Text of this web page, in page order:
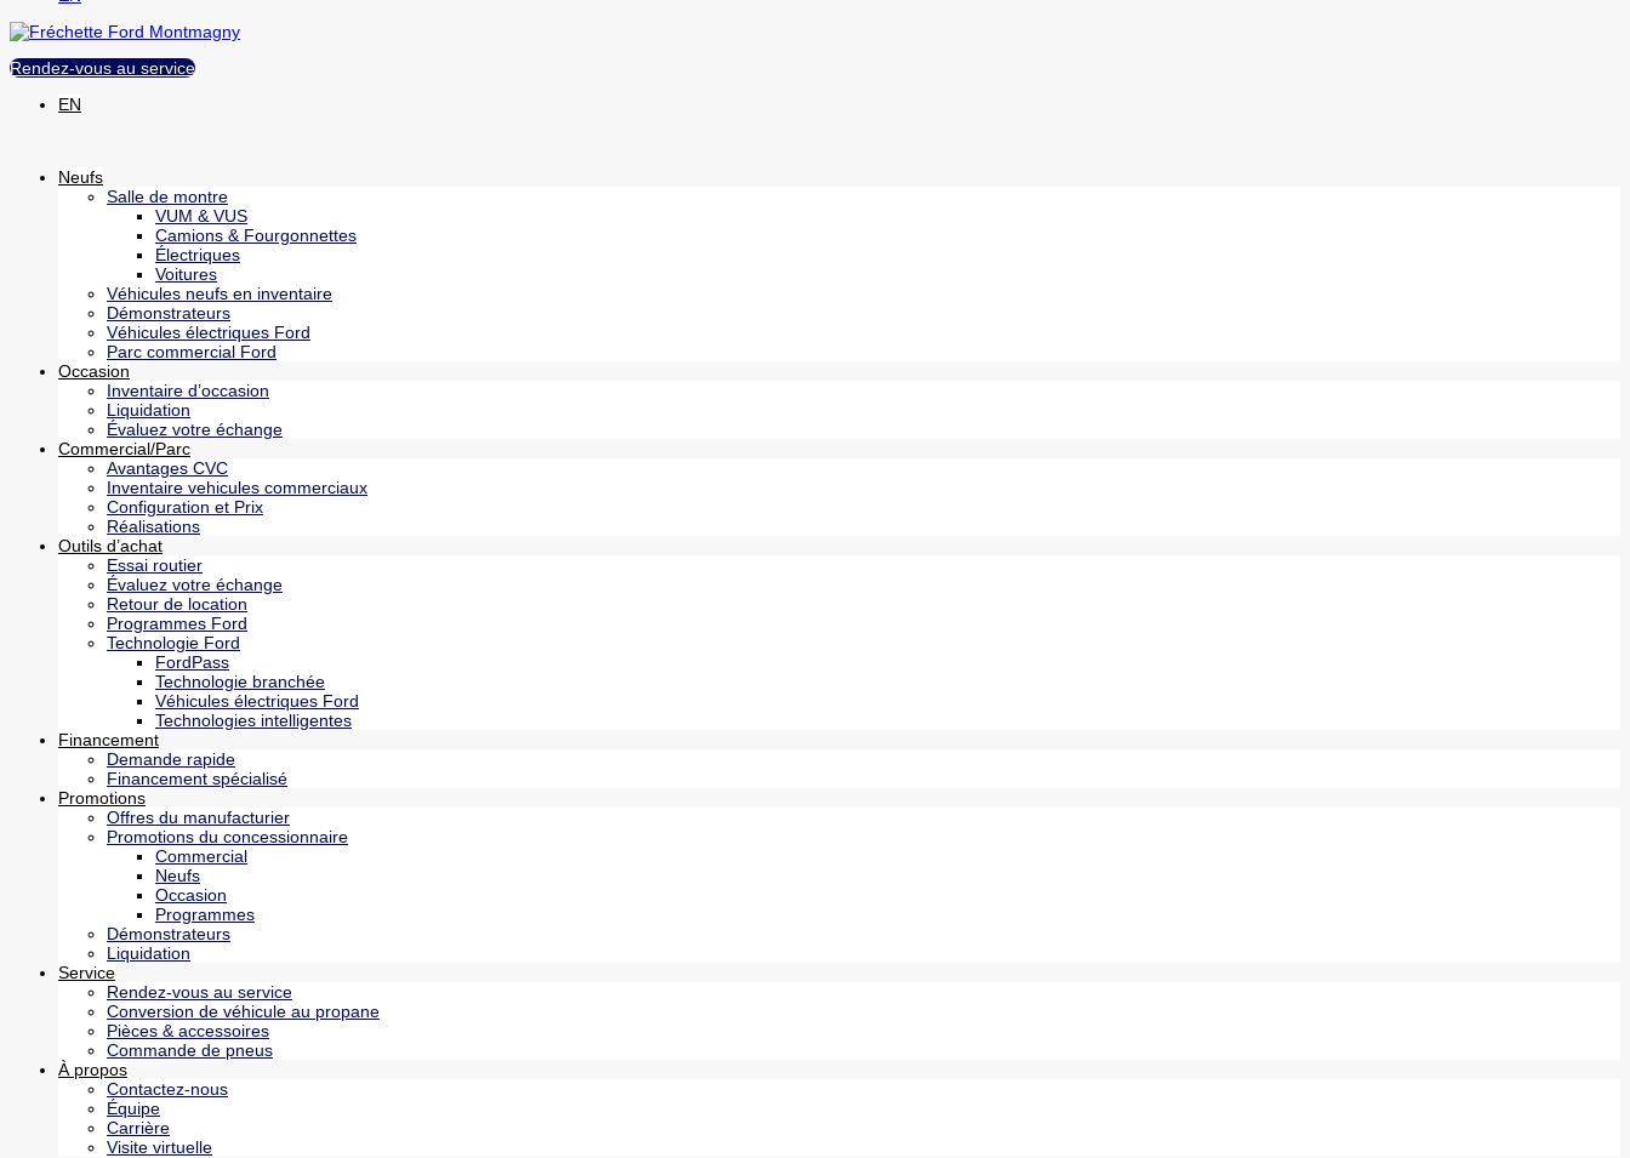
Rendez-vous au service
EN
Neufs
Salle de montre
VUM & VUS
Camions & Fourgonnettes
Électriques
Voitures
Véhicules neufs en inventaire
Démonstrateurs
Véhicules électriques Ford
Parc commercial Ford
Occasion
Inventaire d’occasion
Liquidation
Évaluez votre échange
Commercial/Parc
Avantages CVC
Inventaire vehicules commerciaux
Configuration et Prix
Réalisations
Outils d’achat
Essai routier
Évaluez votre échange
Retour de location
Programmes Ford
Technologie Ford
FordPass
Technologie branchée
Véhicules électriques Ford
Technologies intelligentes
Financement
Demande rapide
Financement spécialisé
Promotions
Offres du manufacturier
Promotions du concessionnaire
Commercial
Neufs
Occasion
Programmes
Démonstrateurs
Liquidation
Service
Rendez-vous au service
Conversion de véhicule au propane
Pièces & accessoires
Commande de pneus
À propos
Contactez-nous
Équipe
Carrière
Visite virtuelle